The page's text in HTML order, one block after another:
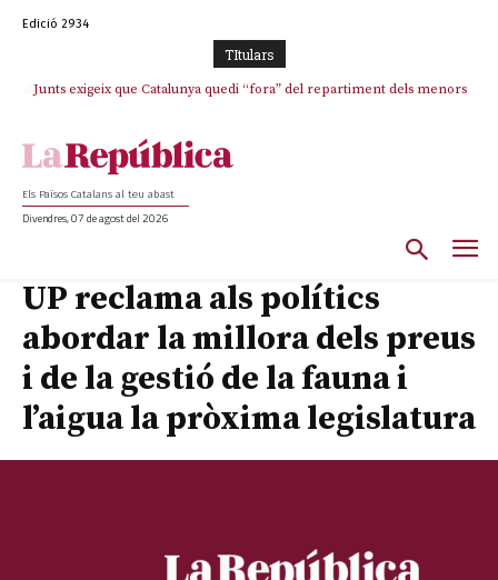
Edició 2934
TItulars
Junts exigeix que Catalunya quedi “fora” del repartiment dels menors
Els Països Catalans al teu abast
Divendres, 07 de agost del 2026
UP reclama als polítics
abordar la millora dels preus
i de la gestió de la fauna i
l’aigua la pròxima legislatura